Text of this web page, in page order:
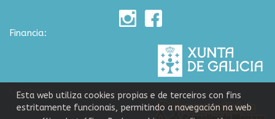
Financia:
Colabora:
Esta web utiliza cookies propias e de terceiros con fins
estritamente funcionais, permitindo a navegación na web